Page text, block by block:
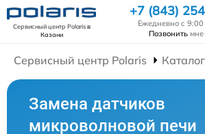
Сервисный центр Polarisв
Казани
+7 (843)
Ежедневно с
Позвонить мне
Сервисный центр Polaris
Замена датчиков
микроволновой печи